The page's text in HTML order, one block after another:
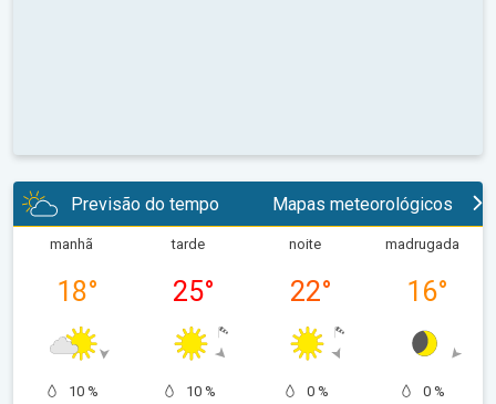
Previsão do tempo Mapas meteorológicos
manhã
18°
10 %
tarde
25°
10 %
noite
22°
0 %
madrugada
16°
0 %